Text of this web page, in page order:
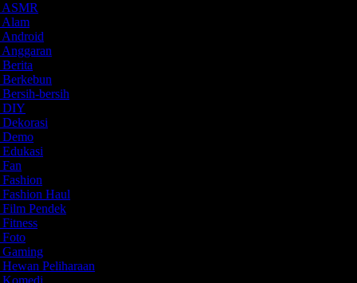
ASMR
Alam
Android
Anggaran
Berita
Berkebun
Bersih-bersih
DIY
Dekorasi
Demo
Edukasi
Fan
Fashion
Fashion Haul
Film Pendek
Fitness
Foto
Gaming
Hewan Peliharaan